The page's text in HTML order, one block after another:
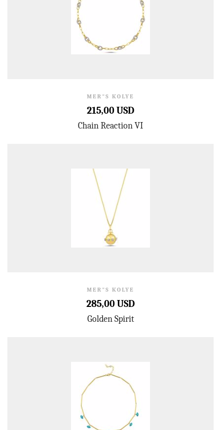
MER"S KOLYE
215,00 USD
Chain Reaction VI
MER"S KOLYE
285,00 USD
Golden Spirit